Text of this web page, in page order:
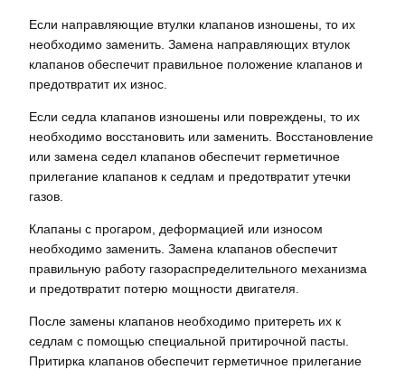
Если направляющие втулки клапанов изношены, то их
необходимо заменить. Замена направляющих втулок
клапанов обеспечит правильное положение клапанов и
предотвратит их износ.
Если седла клапанов изношены или повреждены, то их
необходимо восстановить или заменить. Восстановление
или замена седел клапанов обеспечит герметичное
прилегание клапанов к седлам и предотвратит утечки
газов.
Клапаны с прогаром, деформацией или износом
необходимо заменить. Замена клапанов обеспечит
правильную работу газораспределительного механизма
и предотвратит потерю мощности двигателя.
После замены клапанов необходимо притереть их к
седлам с помощью специальной притирочной пасты.
Притирка клапанов обеспечит герметичное прилегание